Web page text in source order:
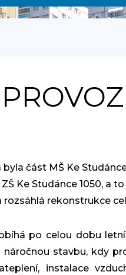
část MŠ Ke
Ke Studánce 1050, a
rozsáhlá rekonstrukce
po celou dobu
stavbu, kdy
instalace